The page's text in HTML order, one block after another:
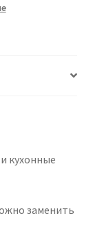
кухонные
заменить